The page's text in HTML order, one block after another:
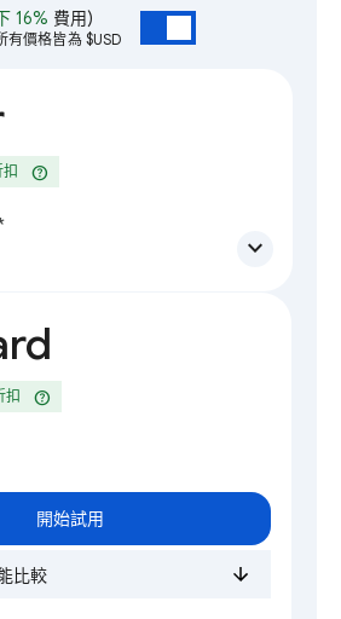
16% 費用)
有價格皆為 $USD
help
expand_more
扣 help
開始試用
比較